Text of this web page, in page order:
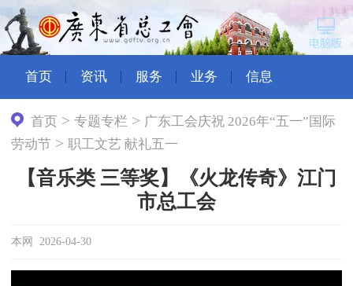
首页 资讯 服务 业务 信息
首页 >专题专栏 > 广东工会庆祝 2026年“五一”国际
劳动节 > 职工文艺 献礼五一
【音乐类 三等奖】《火龙传奇》江门
市总工会
本网 2026-04-30